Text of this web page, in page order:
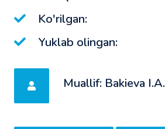
Ko'rilgan:
Yuklab olingan:
Muallif: Bakieva I.A.